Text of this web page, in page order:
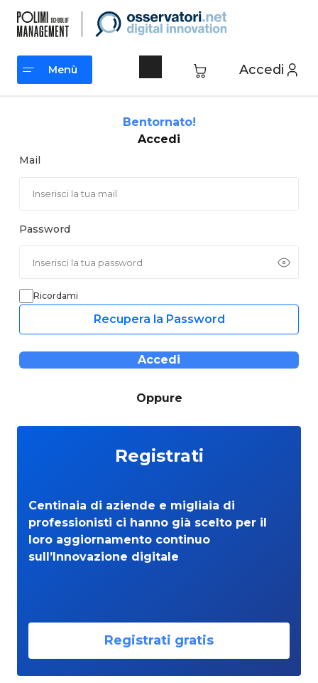
contenuto
Accedi
Menù
Bentornato!
Accedi
Mail
Password
Ricordami
Recupera la Password
Accedi
Oppure
Registrati
Centinaia di aziende e migliaia di
professionisti ci hanno già scelto per il
loro aggiornamento continuo
sull’Innovazione digitale
Registrati gratis